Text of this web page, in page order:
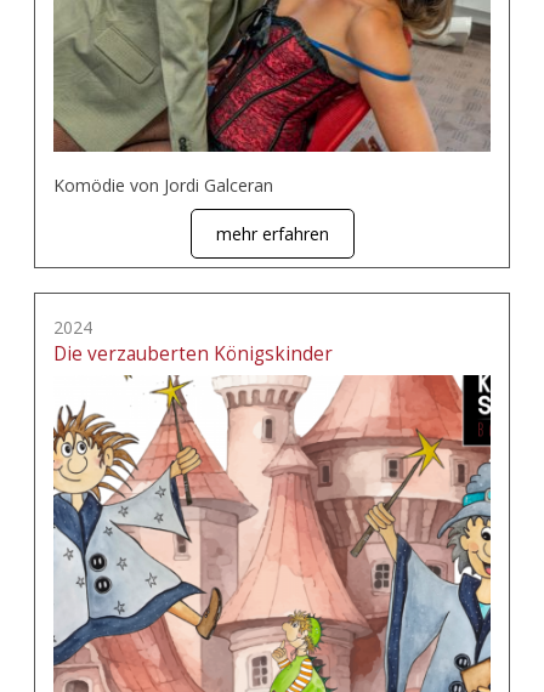
Komödie von Jordi Galceran
mehr erfahren
2024
Die verzauberten Königskinder